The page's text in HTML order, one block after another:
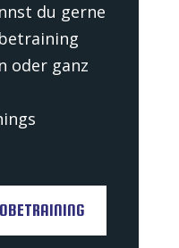
du gerne
oder ganz